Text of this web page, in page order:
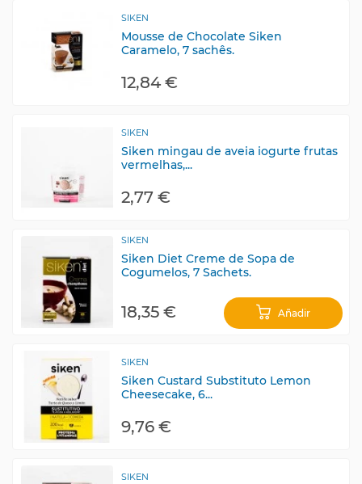
SIKEN
Mousse de Chocolate Siken
Caramelo, 7 sachês.
12,84 €
SIKEN
Siken mingau de aveia iogurte frutas
vermelhas,...
2,77 €
SIKEN
Siken Diet Creme de Sopa de
Cogumelos, 7 Sachets.
18,35 € Añadir
SIKEN
Siken Custard Substituto Lemon
Cheesecake, 6...
9,76 €
SIKEN